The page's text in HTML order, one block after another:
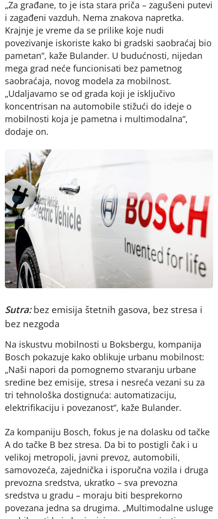
„Za građane, to je ista stara priča – zagušeni putevi
i zagađeni vazduh. Nema znakova napretka.
Krajnje je vreme da se prilike koje nudi
povezivanje iskoriste kako bi gradski saobraćaj bio
pametan“, kaže Bulander. U budućnosti, nijedan
mega grad neće funcionisati bez pametnog
saobraćaja, novog modela za mobilnost.
„Udaljavamo se od grada koji je isključivo
koncentrisan na automobile stižući do ideje o
mobilnosti koja je pametna i multimodalna“,
dodaje on.
Sutra: bez emisija štetnih gasova, bez stresa i
bez nezgoda
Na iskustvu mobilnosti u Boksbergu, kompanija
Bosch pokazuje kako oblikuje urbanu mobilnost:
„Naši napori da pomognemo stvaranju urbane
sredine bez emisije, stresa i nesreća vezani su za
tri tehnološka dostignuća: automatizaciju,
elektrifikaciju i povezanost“, kaže Bulander.
Za kompaniju Bosch, fokus je na dolasku od tačke
A do tačke B bez stresa. Da bi to postigli čak i u
velikoj metropoli, javni prevoz, automobili,
samovozeća, zajednička i isporučna vozila i druga
prevozna sredstva, ukratko – sva prevozna
sredstva u gradu – moraju biti besprekorno
povezana jedna sa drugima. „Multimodalne usluge